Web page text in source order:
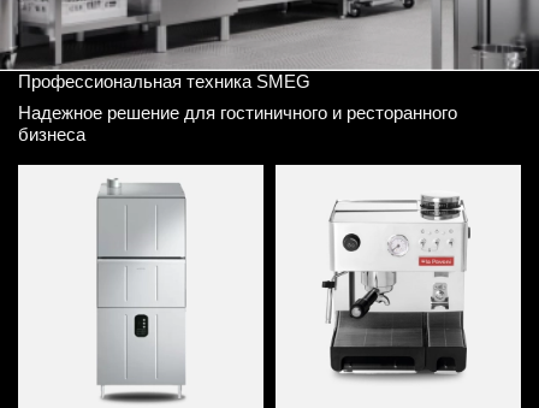
Профессиональная техника SMEG
Надежное решение для гостиничного и ресторанного
бизнеса